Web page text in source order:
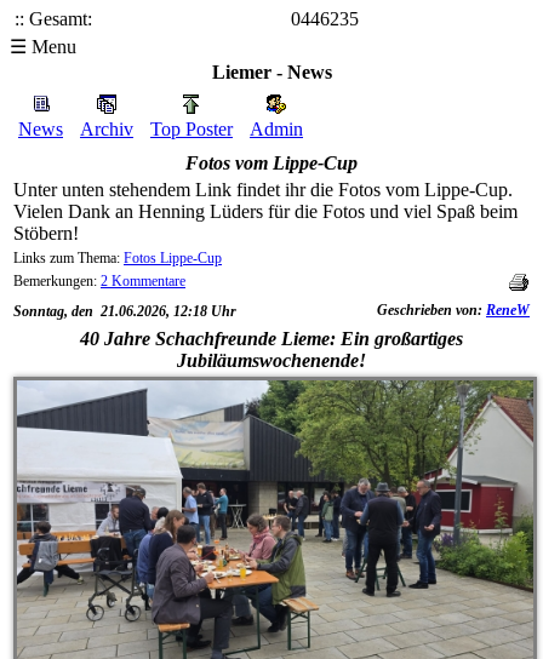
:: Gesamt:
0446235
☰ Menu
Liemer - News
News Archiv Top Poster
Admin
Fotos vom Lippe-Cup
Unter unten stehendem Link findet ihr die Fotos vom Lippe-Cup.
Vielen Dank an Henning Lüders für die Fotos und viel Spaß beim
Stöbern!
Links zum Thema: Fotos Lippe-Cup
Bemerkungen: 2 Kommentare
Sonntag, den 21.06.2026, 12:18 Uhr
Geschrieben von: ReneW
40 Jahre Schachfreunde Lieme: Ein großartiges
Jubiläumswochenende!